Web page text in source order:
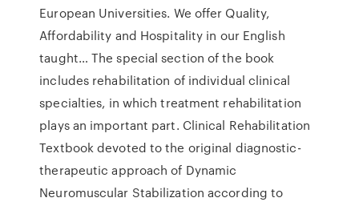
European Universities. We offer Quality,
Affordability and Hospitality in our English
taught… The special section of the book
includes rehabilitation of individual clinical
specialties, in which treatment rehabilitation
plays an important part. Clinical Rehabilitation
Textbook devoted to the original diagnostic-
therapeutic approach of Dynamic
Neuromuscular Stabilization according to